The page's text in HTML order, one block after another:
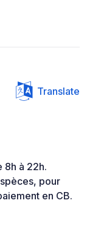
Translate
8h à 22h.
pour
en CB.